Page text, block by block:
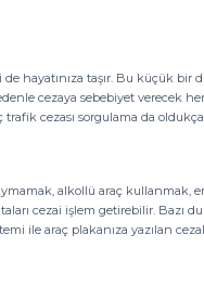
hayatınıza taşır. Bu küçük bir
cezaya sebebiyet verecek
trafik cezası sorgulama da
alkollü araç
cezai işlem getirebilir. Bazı
ile araç plakanıza yazılan